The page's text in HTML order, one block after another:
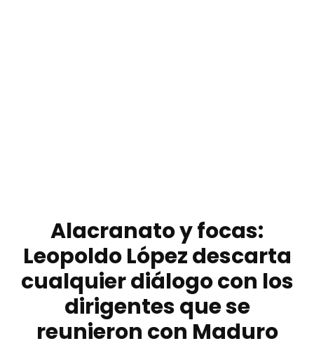
Alacranato y focas:
Leopoldo López descarta
cualquier diálogo con los
dirigentes que se
reunieron con Maduro